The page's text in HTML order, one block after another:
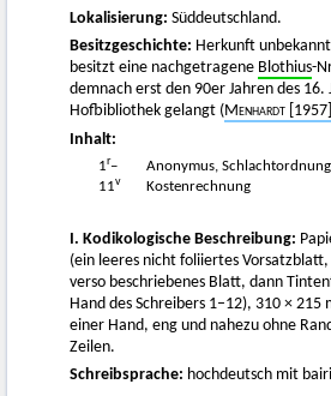
Lokalisierung: Süddeutschland.
Besitzgeschichte: Herkunft
besitzt eine nachgetragene Blothius-
demnach erst den 90er Jahren des 16.
Hofbibliothek gelangt (Menhardt [1957]
Inhalt:
1r–
11v
Anonymus,
Kostenrechnung
I. Kodikologische Beschreibung:
(ein leeres nicht foliiertes
verso beschriebenes Blatt, dann
Hand des Schreibers 1–12), 310 × 215
einer Hand, eng und nahezu ohne
Zeilen.
Schreibsprache: hochdeutsch mit